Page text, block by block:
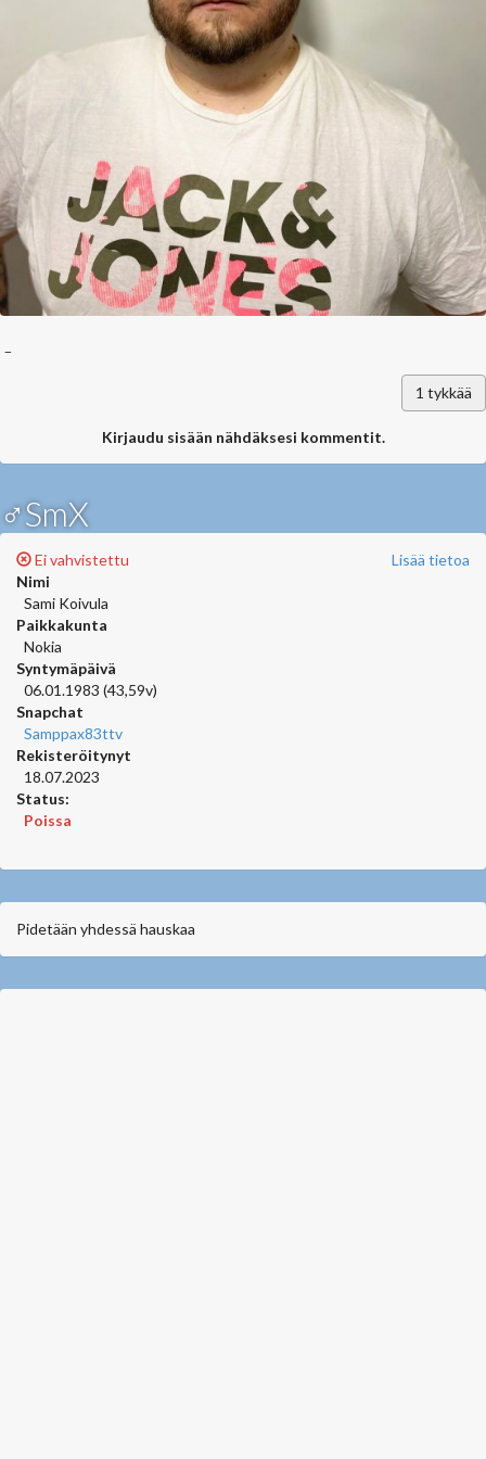
1 tykkää
Kirjaudu sisään nähdäksesi kommentit.
♂SmX
Lisää tietoa
Ei vahvistettu
Nimi
Sami Koivula
Paikkakunta
Nokia
Syntymäpäivä
06.01.1983 (43,59v)
Snapchat
Samppax83ttv
Rekisteröitynyt
18.07.2023
Status:
Poissa
Pidetään yhdessä hauskaa